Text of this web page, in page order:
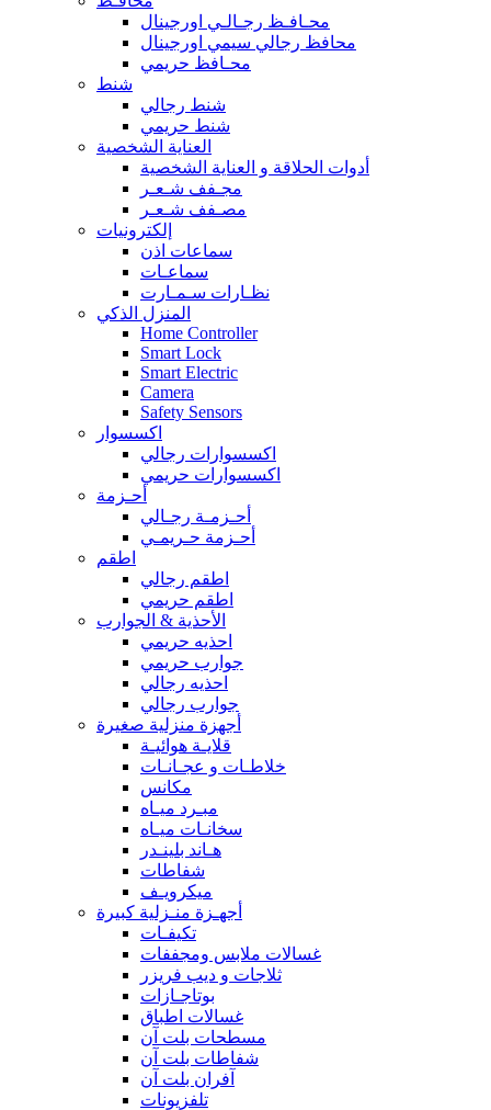
محـافـظ رجـالـي اورجينال
محافظ رجالي سيمي اورجينال
محـافظ حريمي
شنط
شنط رجالي
شنط حريمي
العناية الشخصية
أدوات الحلاقة و العناية الشخصية
مجـفف شـعـر
مصـفف شـعـر
إلكترونيات
سماعات اذن
سماعـات
نظـارات سـمـارت
المنزل الذكي
Home Controller
Smart Lock
Smart Electric
Camera
Safety Sensors
اكسسوار
اكسسوارات رجالي
اكسسوارات حريمي
أحـزمة
أحـزمـة رجـالي
أحـزمة حـريمـي
اطقم
اطقم رجالي
اطقم حريمي
الأحذية & الجوارب
احذيه حريمي
جوارب حريمي
احذيه رجالي
جوارب رجالي
أجهزة منزلية صغيرة
قلايـة هوائيـة
خلاطـات و عجـانـات
مكانس
مبـرد ميـاه
سخانـات ميـاه
هـاند بلينـدر
شفاطات
ميكرويـف
أجهـزة منـزلية كبيرة
تكيفـات
غسالات ملابس ومجففات
ثلاجات و ديب فريزر
بوتاجـازات
غسالات اطباق
مسطحات بلت آن
شفاطات بلت آن
آفران بلت آن
تلفزيونات